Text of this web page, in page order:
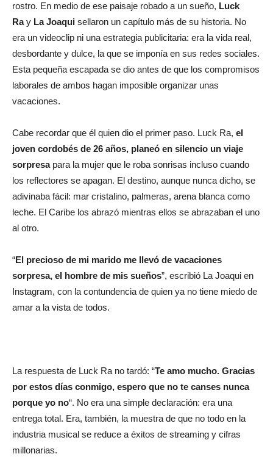
rostro. En medio de ese paisaje robado a un sueño, Luck
Ray La Joaqui sellaron un capítulo más de su historia. No
era un videoclip ni una estrategia publicitaria: era la vida real,
desbordante y dulce, la que se imponía en sus redes sociales.
Esta pequeña escapada se dio antes de que los compromisos
laborales de ambos hagan imposible organizar unas
vacaciones.
Cabe recordar que él quien dio el primer paso. Luck Ra, el
joven cordobés de 26 años, planeó en silencio un viaje
sorpresapara la mujer que le roba sonrisas incluso cuando
los reflectores se apagan. El destino, aunque nunca dicho, se
adivinaba fácil: mar cristalino, palmeras, arena blanca como
leche. El Caribe los abrazó mientras ellos se abrazaban el uno
al otro.
“El precioso de mi marido me llevó de vacaciones
sorpresa, el hombre de mis sueños”, escribió La Joaqui en
Instagram, con la contundencia de quien ya no tiene miedo de
amar a la vista de todos.
La respuesta de Luck Ra no tardó: “Te amo mucho. Gracias
por estos días conmigo, espero que no te canses nunca
porque yo no“. No era una simple declaración: era una
entrega total. Era, también, la muestra de que no todo en la
industria musical se reduce a éxitos de streaming y cifras
millonarias.